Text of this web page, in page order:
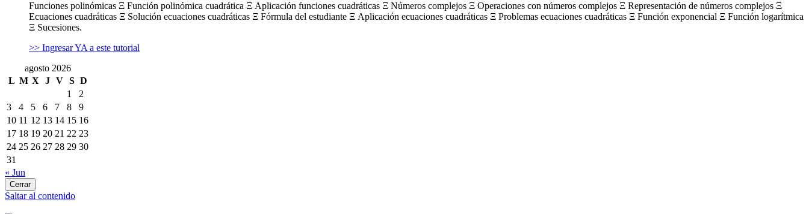
Funciones polinómicas Ξ Función polinómica cuadrática Ξ Aplicación funciones cuadráticas Ξ Números complejos Ξ Operaciones con números complejos Ξ Representación de números complejos Ξ
Ecuaciones cuadráticas Ξ Solución ecuaciones cuadráticas Ξ Fórmula del estudiante Ξ Aplicación ecuaciones cuadráticas Ξ Problemas ecuaciones cuadráticas Ξ Función exponencial Ξ Función logarítmica
Ξ Sucesiones.
>> Ingresar YA a este tutorial
agosto 2026
L M X J V S D
1
2
3
4 5 6 7 8
9
10 11 12 13 14 15 16
17 18 19 20 21 22 23
24 25 26 27 28 29 30
31
« Jun
Cerrar
Saltar al contenido